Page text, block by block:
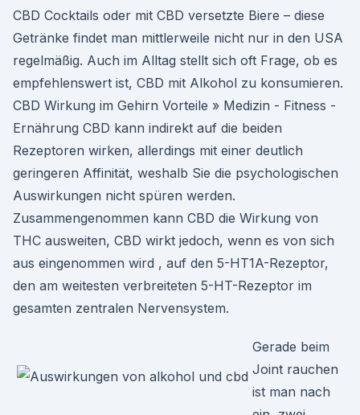
CBD Cocktails oder mit CBD versetzte Biere – diese
Getränke findet man mittlerweile nicht nur in den USA
regelmäßig. Auch im Alltag stellt sich oft Frage, ob es
empfehlenswert ist, CBD mit Alkohol zu konsumieren.
CBD Wirkung im Gehirn Vorteile » Medizin - Fitness -
Ernährung CBD kann indirekt auf die beiden
Rezeptoren wirken, allerdings mit einer deutlich
geringeren Affinität, weshalb Sie die psychologischen
Auswirkungen nicht spüren werden.
Zusammengenommen kann CBD die Wirkung von
THC ausweiten, CBD wirkt jedoch, wenn es von sich
aus eingenommen wird , auf den 5-HT1A-Rezeptor,
den am weitesten verbreiteten 5-HT-Rezeptor im
gesamten zentralen Nervensystem.
Gerade beim
Joint rauchen
ist man nach